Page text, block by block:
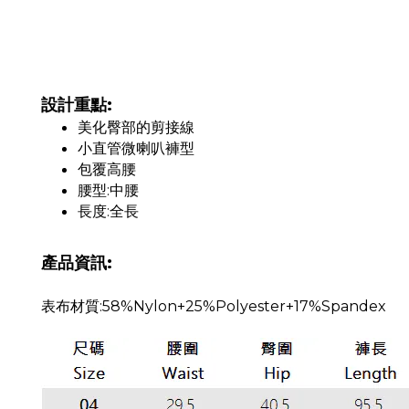
設計重點:
美化臀部的剪接線
小直管微喇叭褲型
包覆高腰
腰型:中腰
長度:全長
產品資訊:
表布材質:58%Nylon+25%Polyester+17%Spandex